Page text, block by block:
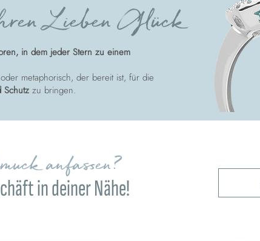
Lieben Glück
in dem jeder Stern zu einem
metaphorisch, der bereit ist, für die
Schutz zu bringen.
anfassen?
in deiner Nähe!